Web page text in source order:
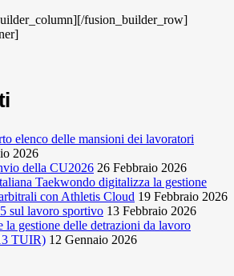
fusion_builder_row]
elenco delle mansioni dei lavoratori
2026
della CU2026 26 Febbraio 2026
Taekwondo digitalizza la gestione
con Athletis Cloud 19 Febbraio 2026
sul lavoro sportivo 13 Febbraio 2026
la gestione delle detrazioni da lavoro
TUIR) 12 Gennaio 2026